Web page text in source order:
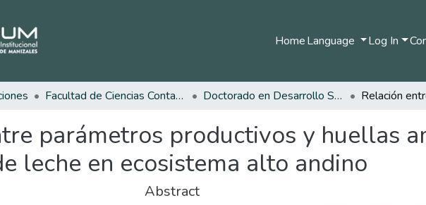
HomeLanguage Log In
Facultad de Ciencias Contables Económicas y Administrativas Doctorado en Desarrollo Sostenible
parámetros productivos y huellas
leche en ecosistema alto andino
Abstract